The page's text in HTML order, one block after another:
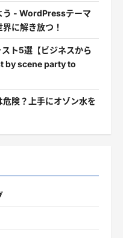
う - WordPressテーマ
界に解き放つ！
ト5選【ビジネスから
by scene party to
険？上手にオゾン水を